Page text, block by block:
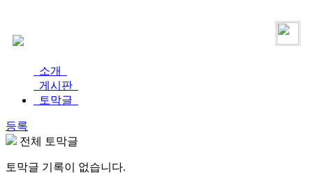
소개
게시판
토막글
등록
전체 토막글
토막글 기록이 없습니다.